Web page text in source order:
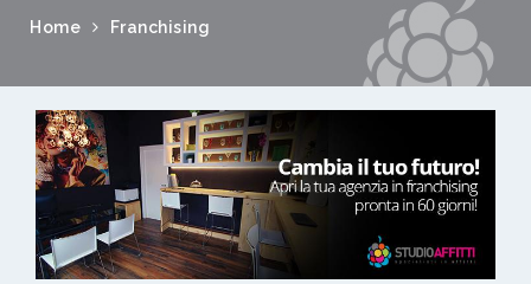
Home Franchising